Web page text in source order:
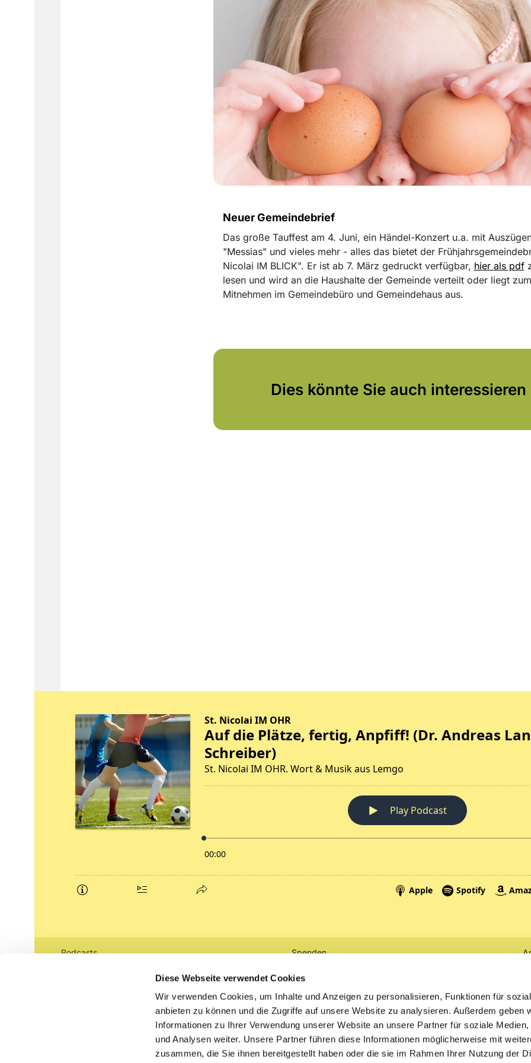
Diese Webseite verwendet Cookies
Wir verwenden Cookies, um Inhalte und Anzeigen zu personalisieren, Funktionen für
anbieten zu können und die Zugriffe auf unsere Website zu analysieren. Außerdem geben
Informationen zu Ihrer Verwendung unserer Website an unsere Partner für soziale Medien,
und Analysen weiter. Unsere Partner führen diese Informationen möglicherweise mit
zusammen, die Sie ihnen bereitgestellt haben oder die sie im Rahmen Ihrer Nutzung der
Neuer Gemeindebrief
Das große Tauffest am 4. Juni, ein Händel-Konzert u.a. mit
"Messias" und vieles mehr - alles das bietet der
Nicolai IM BLICK". Er ist ab 7. März gedruckt verfügbar, hier als pdf
lesen und wird an die Haushalte der Gemeinde verteilt oder liegt zum
Mitnehmen im Gemeindebüro und Gemeindehaus aus.
Dies könnte Sie auch interessieren
Podcasts Spenden
Tickets
Litauen
Impressum Datenschutzerklärung ChurchDesk-Login